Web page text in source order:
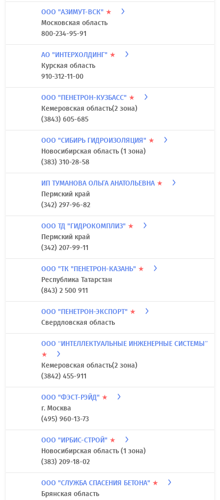
ООО "АЗИМУТ-ВСК" ★
Московская область
800-234-95-91
АО "ИНТЕРХОЛДИНГ" ★
Курская область
910-312-11-00
ООО "ПЕНЕТРОН-КУЗБАСС" ★
Кемеровская область(2 зона)
(3843) 605-685
ООО "СИБИРЬ ГИДРОИЗОЛЯЦИЯ" ★
Новосибирская область (1 зона)
(383) 310-28-58
ИП ТУМАНОВА ОЛЬГА АНАТОЛЬЕВНА ★
Пермский край
(342) 297-96-82
ООО ТД "ГИДРОКОМПЛИЗ" ★
Пермский край
(342) 207-99-11
ООО "ТК "ПЕНЕТРОН-КАЗАНЬ" ★
Республика Татарстан
(843) 2 500 911
ООО "ПЕНЕТРОН-ЭКСПОРТ" ★
Свердловская область
ООО “ИНТЕЛЛЕКТУАЛЬНЫЕ ИНЖЕНЕРНЫЕ СИСТЕМЫ”
★
Кемеровская область(2 зона)
(3842) 455-911
ООО "ФЭСТ-РЭЙД" ★
г. Москва
(495) 960-13-73
ООО "ИРБИС-СТРОЙ" ★
Новосибирская область (1 зона)
(383) 209-18-02
ООО "СЛУЖБА СПАСЕНИЯ БЕТОНА" ★
Брянская область